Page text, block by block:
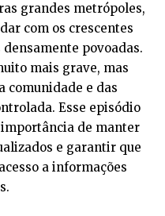
grandes metrópoles,
com os crescentes
povoadas.
mais grave, mas
comunidade e das
Esse episódio
de manter
e garantir que
a informações